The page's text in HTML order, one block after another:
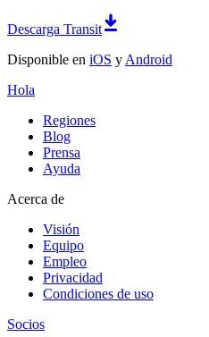
Descarga Transit
Disponible en iOS y Android
Hola
Regiones
Blog
Prensa
Ayuda
Acerca de
Visión
Equipo
Empleo
Privacidad
Condiciones de uso
Socios